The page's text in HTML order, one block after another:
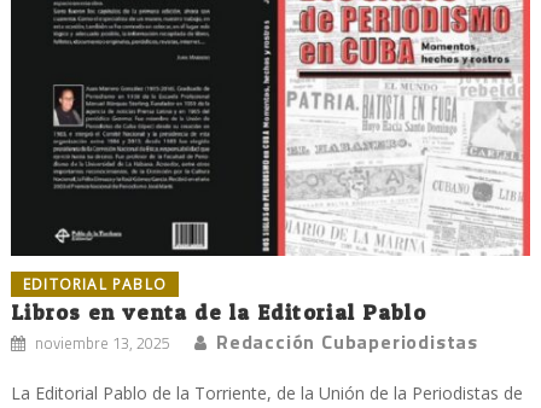
EDITORIAL PABLO
Libros en venta de la Editorial Pablo
noviembre 13, 2025 Redacción Cubaperiodistas
La Editorial Pablo de la Torriente, de la Unión de la Periodistas de